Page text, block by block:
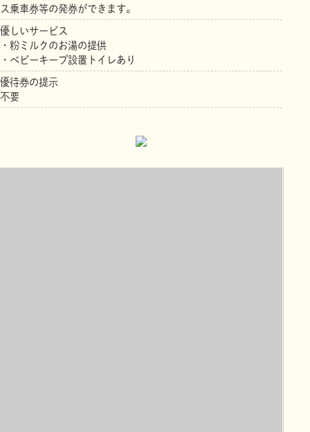
ス乗車券等の発券ができます。
優しいサービス
・粉ミルクのお湯の提供
・ベビーキープ設置トイレあり
優待券の提示
不要